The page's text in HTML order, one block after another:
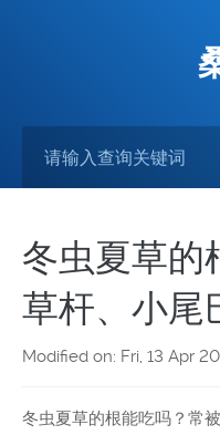
冬虫夏草的
草杆、小尾
Modified on: Fri, 13 Apr
冬虫夏草的根能吃吗？常